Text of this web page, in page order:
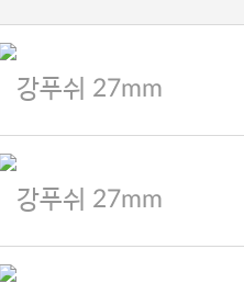
강푸쉬 27mm
강푸쉬 27mm